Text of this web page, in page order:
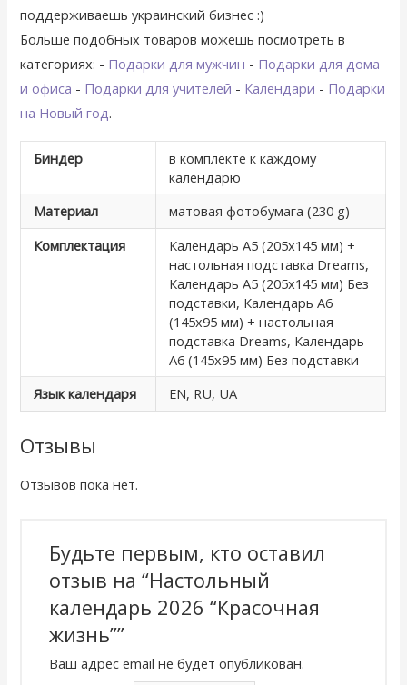
поддерживаешь украинский бизнес :)
Больше подобных товаров можешь посмотреть в
категориях: - Подарки для мужчин - Подарки для дома
и офиса - Подарки для учителей - Календари - Подарки
на Новый год.
Биндер
в комплекте к каждому
календарю
Материал
матовая фотобумага (230 g)
Комплектация
Календарь А5 (205х145 мм) +
настольная подставка Dreams,
Календарь А5 (205х145 мм) Без
подставки, Календарь А6
(145х95 мм) + настольная
подставка Dreams, Календарь
А6 (145х95 мм) Без подставки
Язык календаря
EN, RU, UA
Отзывы
Отзывов пока нет.
Будьте первым, кто оставил
отзыв на “Настольный
календарь 2026 “Красочная
жизнь””
Ваш адрес email не будет опубликован.